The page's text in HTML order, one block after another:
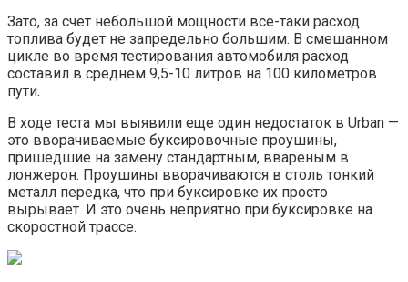
Зато, за счет небольшой мощности все-таки расход
топлива будет не запредельно большим. В смешанном
цикле во время тестирования автомобиля расход
составил в среднем 9,5-10 литров на 100 километров
пути.
В ходе теста мы выявили еще один недостаток в Urban —
это вворачиваемые буксировочные проушины,
пришедшие на замену стандартным, ввареным в
лонжерон. Проушины вворачиваются в столь тонкий
металл передка, что при буксировке их просто
вырывает. И это очень неприятно при буксировке на
скоростной трассе.